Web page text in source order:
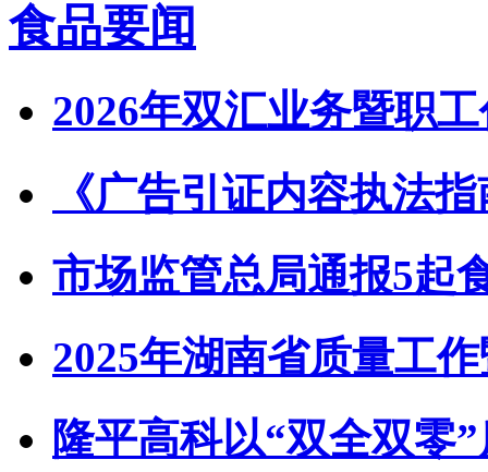
食品要闻
2026年双汇业务暨职
《广告引证内容执法
市场监管总局通报5起
2025年湖南省质量工
隆平高科以“双全双零